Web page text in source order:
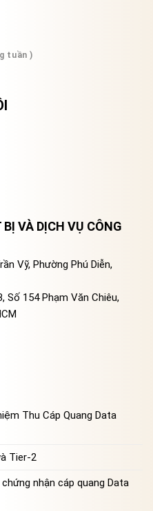
tuần )
VÀ DỊCH VỤ CÔNG
Vỹ, Phường Phú Diễn,
Số 154 Phạm Văn Chiêu,
Thu Cáp Quang Data
Tier-2
nhận cáp quang Data